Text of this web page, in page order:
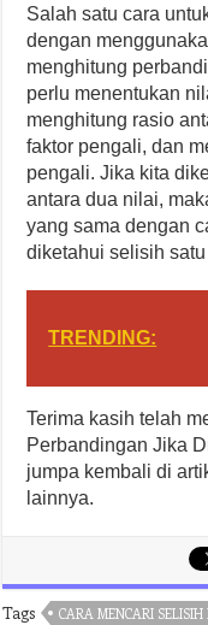
Salah satu cara
dengan
menghitung
perlu menentukan
menghitung rasio
faktor pengali, dan
pengali. Jika kita
antara dua nilai,
yang sama dengan
diketahui selisih
TRENDING:
Terima kasih telah
Perbandingan Jika
jumpa kembali di
lainnya.
Tags CARA MENCARI